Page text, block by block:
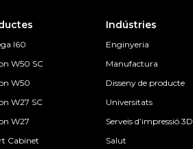
I60
W50 SC
W50
W27 SC
W27
Cabinet
Indústries
Enginyeria
Manufactura
Disseny de producte
Universitats
Serveis d’impressió 3D
Salut